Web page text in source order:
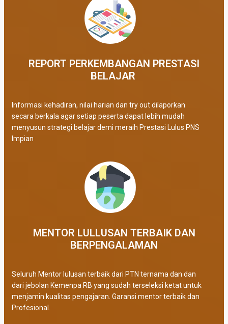
REPORT PERKEMBANGAN PRESTASI
BELAJAR ​
Informasi kehadiran, nilai harian dan try out dilaporkan
secara berkala agar setiap peserta dapat lebih mudah
menyusun strategi belajar demi meraih Prestasi Lulus PNS
Impian
MENTOR LULLUSAN TERBAIK DAN
BERPENGALAMAN
Seluruh Mentor lulusan terbaik dari PTN ternama dan dan
dari jebolan Kemenpa RB yang sudah terseleksi ketat untuk
menjamin kualitas pengajaran. Garansi mentor terbaik dan
Profesional.